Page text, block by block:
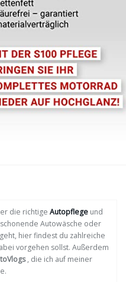
die richtige Autopflege und
Autowäsche oder
hier findest du zahlreiche
vorgehen sollst. Außerdem
, die ich auf meiner